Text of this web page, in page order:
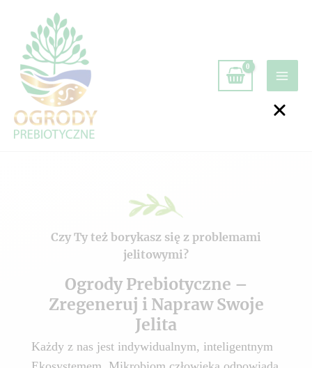
Czy Ty też borykasz się z problemami
jelitowymi?
Ogrody Prebiotyczne –
Zregeneruj i Napraw Swoje
Jelita
Każdy z nas jest indywidualnym, inteligentnym